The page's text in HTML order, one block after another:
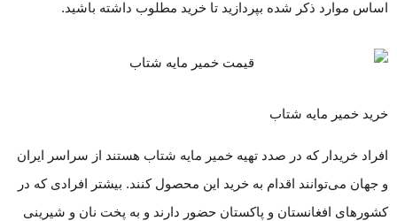
اساس موارد ذکر شده بپردازید تا خرید مطلوب داشته باشید.
خرید خمیر مایه شتاب
افراد خریدار که در صدد تهیه خمیر مایه شتاب هستند از سراسر ایران
و جهان می‌توانند اقدام به خرید این محصول کنند. بیشتر افرادی که در
کشورهای افغانستان و پاکستان حضور دارند و به پخت نان و شیرینی